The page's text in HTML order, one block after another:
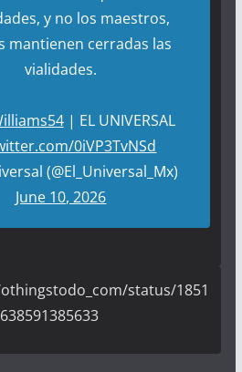
y no los maestros,
mantienen cerradas las
vialidades.
| EL UNIVERSAL
0iVP3TvNSd
(@El_Universal_Mx)
June 10, 2026
status/1851